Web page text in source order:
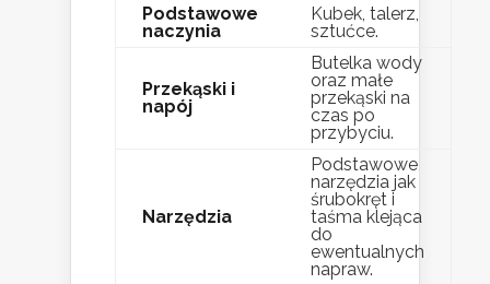
Podstawowe
naczynia
Kubek, talerz,
sztućce.
Przekąski i
napój
Butelka wody
oraz małe
przekąski na
czas po
przybyciu.
Narzędzia
Podstawowe
narzędzia jak
śrubokręt i
taśma klejąca
do
ewentualnych
napraw.